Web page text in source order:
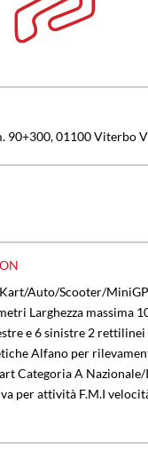
90+300, 01100 Viterbo
Auto/Scooter/
Larghezza massima
e 6 sinistre 2
Alfano per
Categoria A
per attività F.M.I